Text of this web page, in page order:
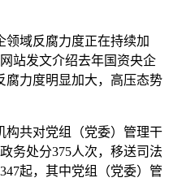
域反腐力度正在持续加
站发文介绍去年国资央企
腐力度明显加大，高压态势
共对党组（党委）管理干
务处分375人次，移送司法
起，其中党组（党委）管